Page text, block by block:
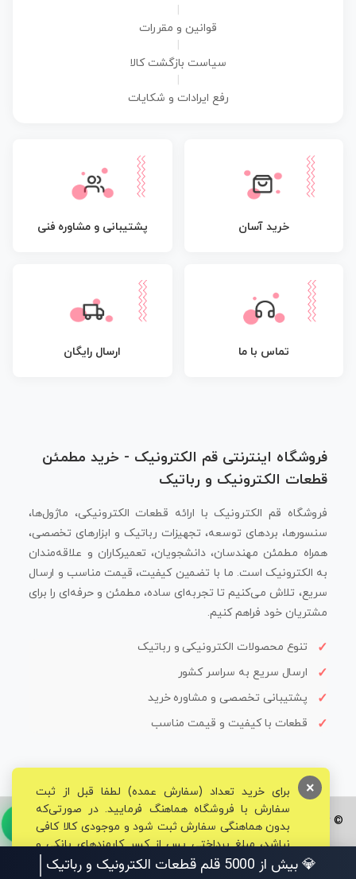
قوانین و مقررات
سیاست بازگشت کالا
رفع ایرادات و شکایات
خرید آسان پشتیبانی و مشاوره فنی
تماس با ما ارسال رایگان
فروشگاه اینترنتی قم الکترونیک - خرید مطمئن
قطعات الکترونیک و رباتیک
فروشگاه قم الکترونیک با ارائه قطعات الکترونیکی، ماژول‌ها،
سنسورها، بردهای توسعه، تجهیزات رباتیک و ابزارهای تخصصی،
همراه مطمئن مهندسان، دانشجویان، تعمیرکاران و علاقه‌مندان
به الکترونیک است. ما با تضمین کیفیت، قیمت مناسب و ارسال
سریع، تلاش می‌کنیم تا تجربه‌ای ساده، مطمئن و حرفه‌ای را برای
مشتریان خود فراهم کنیم.
تنوع محصولات الکترونیکی و رباتیک
ارسال سریع به سراسر کشور
پشتیبانی تخصصی و مشاوره خرید
قطعات با کیفیت و قیمت مناسب
© تمامی حقوق برای فروشگاه تخصصی قم الکترونیک محفوظ می‌باشد.
برای خرید تعداد (سفارش عمده) لطفا قبل از ثبت
سفارش با فروشگاه هماهنگ فرمایید. در صورتی‌که
بدون هماهنگی سفارش ثبت شود و موجودی کالا کافی
نباشد، مبلغ پرداختی پس از کسر کارمزدهای بانکی و
مالیاتی به حساب شما بازگشت داده خواهد شد.
×
💎 بیش از 5000 قلم قطعات الکترونیک و رباتیک